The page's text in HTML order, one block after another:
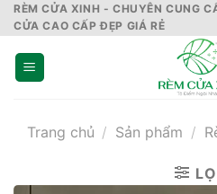
Skip
to
content
RÈM CỬA XINH - CHUYÊN CUNG
CỬA CAO CẤP ĐẸP GIÁ RẺ
Trang chủ / Sản phẩm /